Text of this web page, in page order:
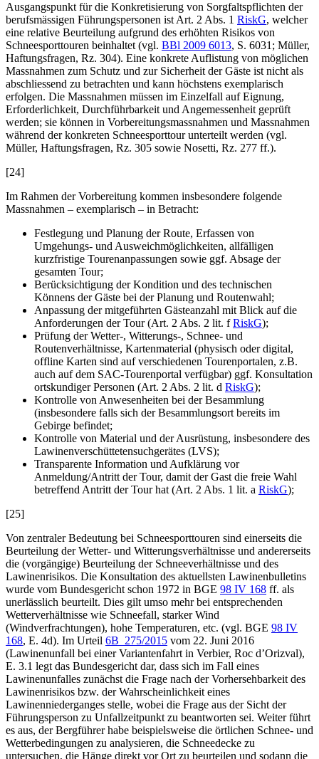
Ausgangspunkt für die Konkretisierung von Sorgfaltspflichten der
berufsmässigen Führungspersonen ist Art. 2 Abs. 1 RiskG, welcher
eine relative Beurteilung aufgrund des erhöhten Risikos von
Schneesporttouren beinhaltet (vgl. BBl 2009 6013, S. 6031; Müller,
Haftungsfragen, Rz. 304). Eine konkrete Auflistung von möglichen
Massnahmen zum Schutz und zur Sicherheit der Gäste ist nicht als
abschliessend zu betrachten und kann höchstens exemplarisch
erfolgen. Die Massnahmen müssen im Einzelfall auf Eignung,
Erforderlichkeit, Durchführbarkeit und Angemessenheit geprüft
werden; sie können in Vorbereitungsmassnahmen und Massnahmen
während der konkreten Schneesporttour unterteilt werden (vgl.
Müller, Haftungsfragen, Rz. 305 sowie Nosetti, Rz. 277 ff.).
[24]
Im Rahmen der Vorbereitung kommen insbesondere folgende
Massnahmen – exemplarisch – in Betracht:
Festlegung und Planung der Route, Erfassen von
Umgehungs- und Ausweichmöglichkeiten, allfälligen
kurzfristige Tourenanpassungen sowie ggf. Absage der
gesamten Tour;
Berücksichtigung der Kondition und des technischen
Könnens der Gäste bei der Planung und Routenwahl;
Anpassung der mitgeführten Gästeanzahl mit Blick auf die
Anforderungen der Tour (Art. 2 Abs. 2 lit. fRiskG);
Prüfung der Wetter-, Witterungs-, Schnee- und
Routenverhältnisse, Kartenmaterial (physisch oder digital,
offline Karten sind auf verschiedenen Tourenportalen, z.B.
auch auf dem SAC-Tourenportal verfügbar) ggf. Konsultation
ortskundiger Personen (Art. 2 Abs. 2 lit. d RiskG);
Kontrolle von Anwesenheiten bei der Besammlung
(insbesondere falls sich der Besammlungsort bereits im
Gebirge befindet;
Kontrolle von Material und der Ausrüstung, insbesondere des
Lawinenverschüttetensuchgerätes (LVS);
Transparente Information und Aufklärung vor
Anmeldung/Antritt der Tour, damit der Gast die freie Wahl
betreffend Antritt der Tour hat (Art. 2 Abs. 1 lit. a RiskG);
[25]
Von zentraler Bedeutung bei Schneesporttouren sind einerseits die
Beurteilung der Wetter- und Witterungsverhältnisse und andererseits
die (vorgängige) Beurteilung der Schneeverhältnisse und des
Lawinenrisikos. Die Konsultation des aktuellsten Lawinenbulletins
wurde vom Bundesgericht schon 1972 in BGE 98 IV 168 ff. als
unerlässlich beurteilt. Dies gilt umso mehr bei entsprechenden
Wetterverhältnisse wie Schneefall, starker Wind
(Windverfrachtungen), hohe Temperaturen, etc. (vgl. BGE 98 IV
168, E. 4d). Im Urteil 6B_275/2015 vom 22. Juni 2016
(Lawinenunfall bei einer Variantenfahrt in Verbier, Roc d’Orizval),
E. 3.1 legt das Bundesgericht dar, dass sich im Fall eines
Lawinenunfalles zunächst die Frage nach der Vorhersehbarkeit des
Lawinenrisikos bzw. der Wahrscheinlichkeit eines
Lawinenniederganges stelle, wobei die Frage aus der Sicht der
Führungsperson zu Unfallzeitpunkt zu beantworten sei. Weiter führt
es aus, der Bergführer habe beispielsweise die örtlichen Schnee- und
Wetterbedingungen zu analysieren, die Schneedecke zu
untersuchen, die Hänge direkt vor Ort zu beurteilen und sodann die